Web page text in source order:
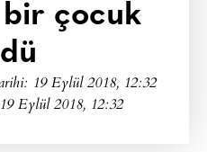
bir çocuk
19 Eylül 2018, 12:32
Eylül 2018, 12:32